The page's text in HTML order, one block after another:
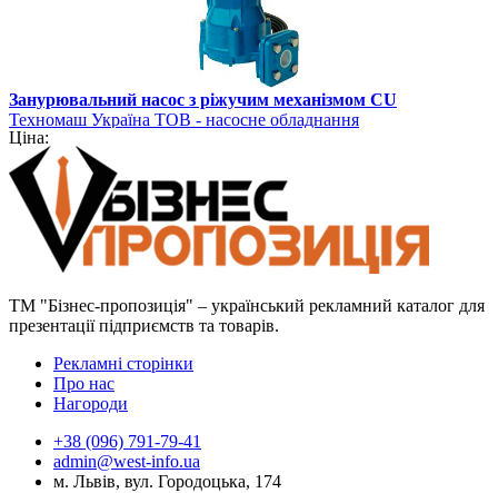
Занурювальний насос з ріжучим механізмом CU
Техномаш Україна ТОВ - насосне обладнання
Ціна:
ТМ "Бізнес-пропозиція" – український рекламний каталог для
презентації підприємств та товарів.
Рекламні сторінки
Про нас
Нагороди
+38 (096) 791-79-41
admin@west-info.ua
м. Львів, вул. Городоцька, 174